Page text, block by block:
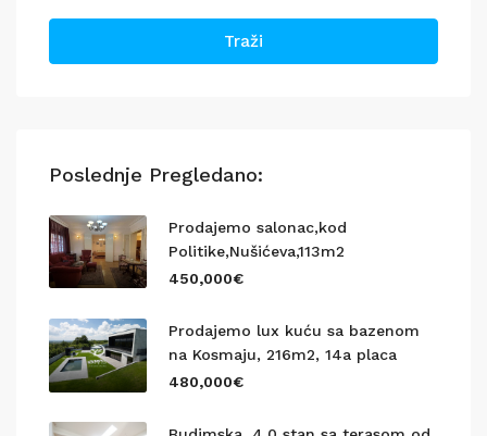
Traži
Poslednje Pregledano:
Prodajemo salonac,kod
Politike,Nušićeva,113m2
450,000€
Prodajemo lux kuću sa bazenom
na Kosmaju, 216m2, 14a placa
480,000€